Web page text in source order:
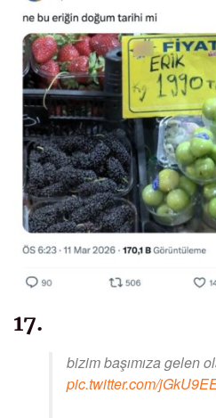
17.
bizim başımıza gelen
pic.twitter.com/